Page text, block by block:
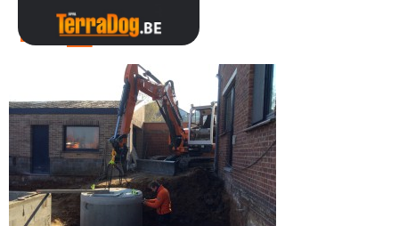
IMG_0089